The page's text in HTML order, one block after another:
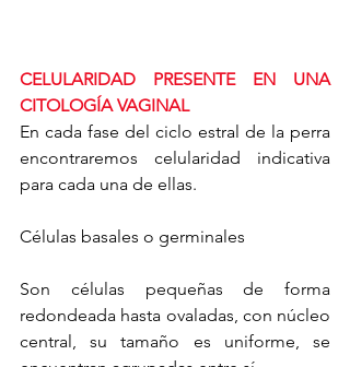
CELULARIDAD PRESENTE EN UNA
CITOLOGÍA VAGINAL
En cada fase del ciclo estral de la perra
encontraremos celularidad indicativa
para cada una de ellas.
Células basales o germinales
Son células pequeñas de forma
redondeada hasta ovaladas, con núcleo
central, su tamaño es uniforme, se